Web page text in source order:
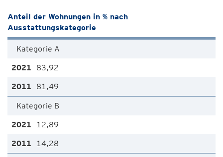
Anteil der Wohnungen in % nach
Ausstattungskategorie
Kategorie A
83,92
81,49
Kategorie B
12,89
14,28